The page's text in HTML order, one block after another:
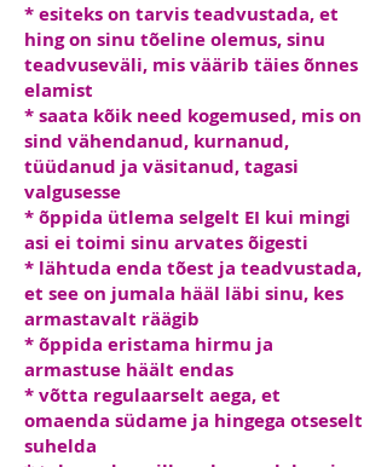
* esiteks on tarvis teadvustada, et
hing on sinu tõeline olemus, sinu
teadvuseväli, mis väärib täies õnnes
elamist
* saata kõik need kogemused, mis on
sind vähendanud, kurnanud,
tüüdanud ja väsitanud, tagasi
valgusesse
* õppida ütlema selgelt EI kui mingi
asi ei toimi sinu arvates õigesti
* lähtuda enda tõest ja teadvustada,
et see on jumala hääl läbi sinu, kes
armastavalt räägib
* õppida eristama hirmu ja
armastuse häält endas
* võtta regulaarselt aega, et
omaenda südame ja hingega otseselt
suhelda